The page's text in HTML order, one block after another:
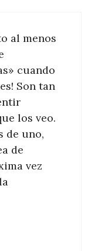
al menos
cuando
Son tan
los veo.
de uno,
de
vez